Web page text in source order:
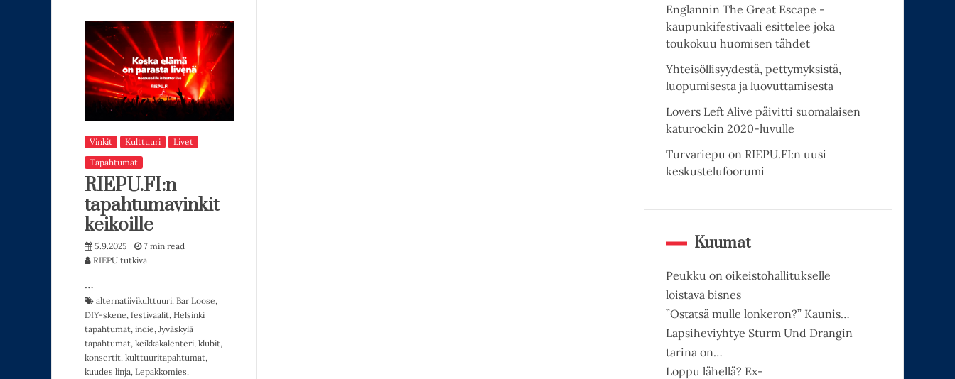
Vinkit Kulttuuri
Livet
Tapahtumat
RIEPU.FI:n
tapahtumavinkit
keikoille
5.9.2025
7 min read
RIEPU tutkiva
…
alternatiivikulttuuri, Bar Loose,
DIY-skene, festivaalit, Helsinki
tapahtumat, indie, Jyväskylä
tapahtumat, keikkakalenteri, klubit,
konsertit, kulttuuritapahtumat,
kuudes linja, Lepakkomies,
Englannin The Great Escape -
kaupunkifestivaali esittelee joka
toukokuu huomisen tähdet
Yhteisöllisyydestä, pettymyksistä,
luopumisesta ja luovuttamisesta
Lovers Left Alive päivitti suomalaisen
katurockin 2020-luvulle
Turvariepu on RIEPU.FI:n uusi
keskustelufoorumi
Kuumat
Peukku on oikeistohallitukselle
loistava bisnes
”Ostatsä mulle lonkeron?” Kaunis…
Lapsiheviyhtye Sturm Und Drangin
tarina on…
Loppu lähellä? Ex-